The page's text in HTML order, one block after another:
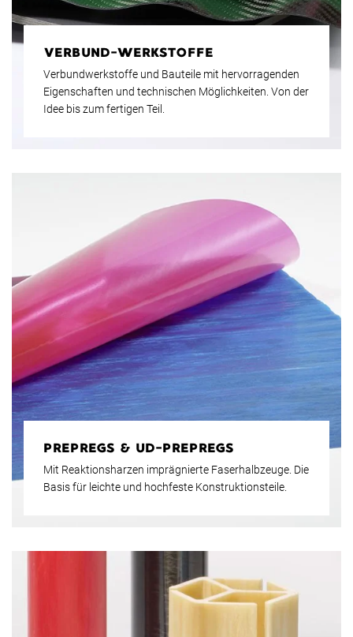
VERBUND-WERKSTOFFE
Verbundwerkstoffe und Bauteile mit hervorragenden
Eigenschaften und technischen Möglichkeiten. Von der
Idee bis zum fertigen Teil.
PREPREGS & UD-PREPREGS
Mit Reaktionsharzen imprägnierte Faserhalbzeuge. Die
Basis für leichte und hochfeste Konstruktionsteile.